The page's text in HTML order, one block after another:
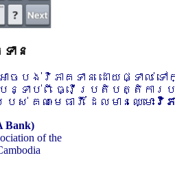
ាន
ាចបង់វិភាគទាន ដោយផ្ទាល់
បន្ទាប់ពី ធ្វើប្រតិបត្តិកា
ស់ គណៈមេធាវី ដែលមានឈ្មោះ វិភ
Bank)
of the